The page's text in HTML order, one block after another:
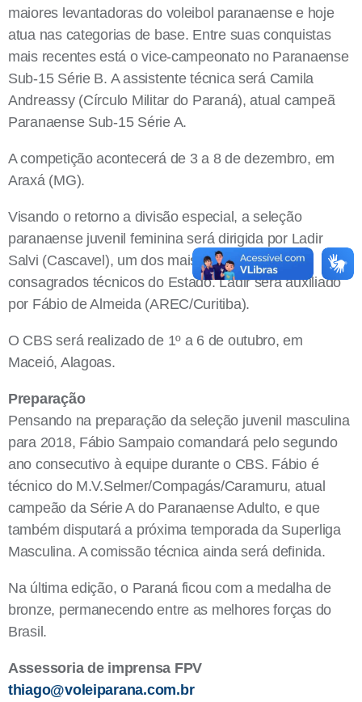
maiores levantadoras do voleibol paranaense e hoje
atua nas categorias de base. Entre suas conquistas
mais recentes está o vice-campeonato no Paranaense
Sub-15 Série B. A assistente técnica será Camila
Andreassy (Círculo Militar do Paraná), atual campeã
Paranaense Sub-15 Série A.
A competição acontecerá de 3 a 8 de dezembro, em
Araxá (MG).
Visando o retorno a divisão especial, a seleção
paranaense juvenil feminina será dirigida por Ladir
Salvi (Cascavel), um dos mais experientes e
consagrados técnicos do Estado. Ladir será auxiliado
por Fábio de Almeida (AREC/Curitiba).
O CBS será realizado de 1º a 6 de outubro, em
Maceió, Alagoas.
Preparação
Pensando na preparação da seleção juvenil masculina
para 2018, Fábio Sampaio comandará pelo segundo
ano consecutivo à equipe durante o CBS. Fábio é
técnico do M.V.Selmer/Compagás/Caramuru, atual
campeão da Série A do Paranaense Adulto, e que
também disputará a próxima temporada da Superliga
Masculina. A comissão técnica ainda será definida.
Na última edição, o Paraná ficou com a medalha de
bronze, permanecendo entre as melhores forças do
Brasil.
Assessoria de imprensa FPV
thiago@voleiparana.com.br